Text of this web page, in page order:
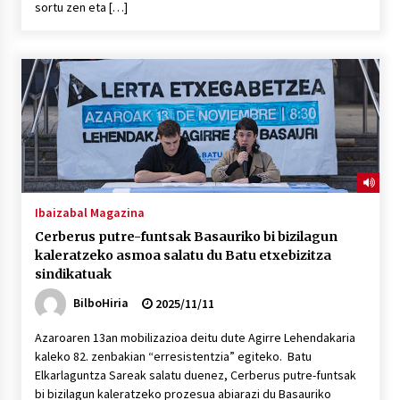
2026/07/09
Larunbatean Plentziako Itsas Martxa ospatuko
da
2026/07/07
LIBURUEN ERREPUBLIKA TXIKIA: Hiragana akats
2026/07/07
Uribitarte40 aretoan
SOINUGELA: Paul McCartney eta Ringo Starr-en
lan berriak
sortu zen eta […]
Ibaizabal Magazina
Cerberus putre-funtsak Basauriko bi bizilagun
kaleratzeko asmoa salatu du Batu etxebizitza
sindikatuak
BilboHiria
2025/11/11
Azaroaren 13an mobilizazioa deitu dute Agirre Lehendakaria
kaleko 82. zenbakian “erresistentzia” egiteko. Batu
Elkarlaguntza Sareak salatu duenez, Cerberus putre-funtsak
bi bizilagun kaleratzeko prozesua abiarazi du Basauriko